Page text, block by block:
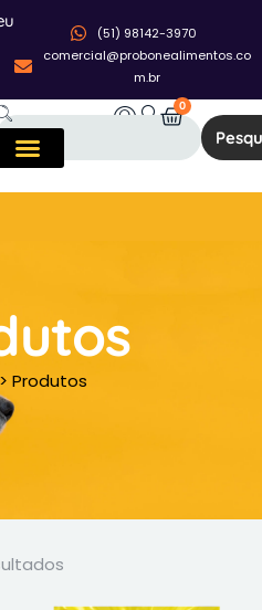
(51) 98142-3970
comercial@probonealimentos.co
m.br
0
Produtos